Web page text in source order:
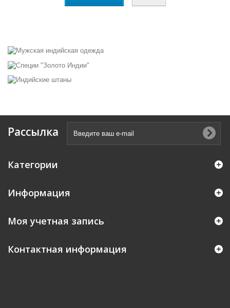
Рассылка
Категории
Информация
Моя учетная запись
Контактная информация